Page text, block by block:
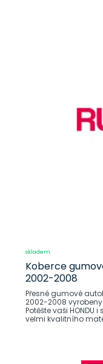
skladem
Koberce
2002-2008
Přesné gumové
2002-2008 vyrobeny
Potěšte vaši
velmi kvalitního